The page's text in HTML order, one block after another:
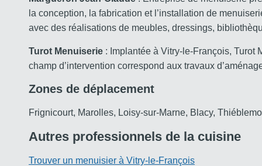
la conception, la fabrication et l’installation de
avec des réalisations de meubles, dressings,
Turot Menuiserie : Implantée à Vitry-le-François, Turot
champ d’intervention correspond aux travaux
Zones de déplacement
Frignicourt, Marolles, Loisy-sur-Marne, Blacy,
Autres professionnels de la cuisine
Trouver un menuisier à Vitry-le-François